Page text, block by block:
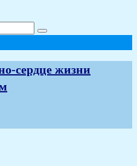
сердце жизни